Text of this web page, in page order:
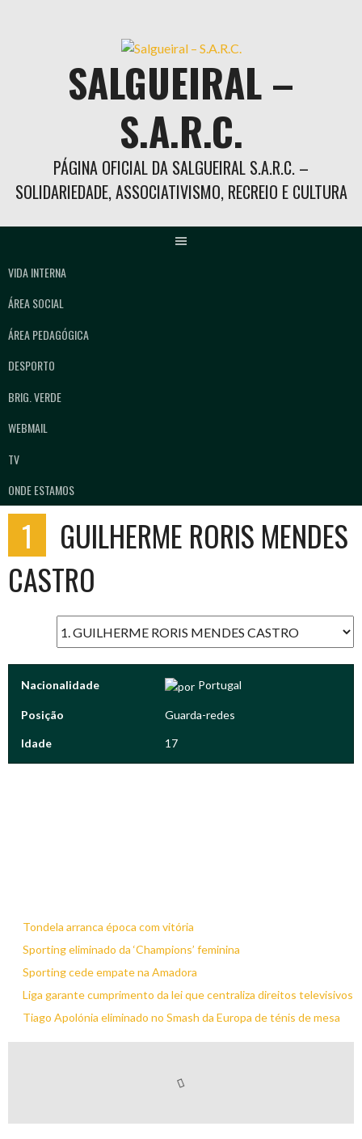
SALGUEIRAL –
S.A.R.C.
PÁGINA OFICIAL DA SALGUEIRAL S.A.R.C. –
SOLIDARIEDADE, ASSOCIATIVISMO, RECREIO E CULTURA
VIDA INTERNA
ÁREA SOCIAL
ÁREA PEDAGÓGICA
DESPORTO
BRIG. VERDE
WEBMAIL
TV
ONDE ESTAMOS
1
GUILHERME RORIS MENDES
CASTRO
Nacionalidade Portugal
Posição Guarda-redes
Idade 17
Tondela arranca época com vitória
Sporting eliminado da ‘Champions’ feminina
Sporting cede empate na Amadora
Liga garante cumprimento da lei que centraliza direitos televisivos
Tiago Apolónia eliminado no Smash da Europa de ténis de mesa